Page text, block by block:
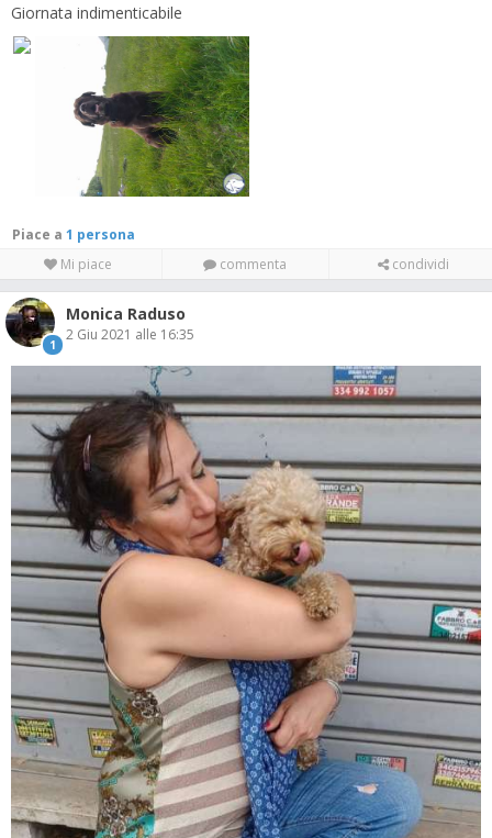
Giornata indimenticabile
Piace a
1 persona
Mi piace
commenta condividi
1
Monica Raduso
2 Giu 2021 alle 16:35